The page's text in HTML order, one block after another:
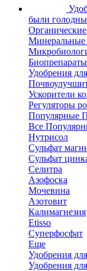
были
Минеральные
Биопрепараты
Удобрения
Ускорители
Регуляторы
Популярные
Все
Нутрисол
Сульфат
Сульфат
Селитра
Азофоска
Мочевина
Азотовит
Калимагнезия
Etisso
Суперфосфат
Еще
Удобрения
Удобрения